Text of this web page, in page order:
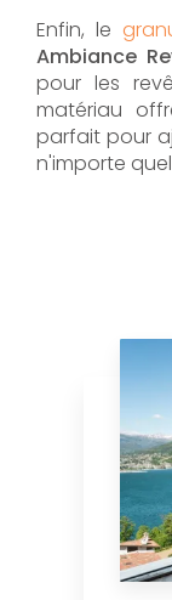
Enfin, le
Ambiance
pour les
matériau
parfait pour
n'importe